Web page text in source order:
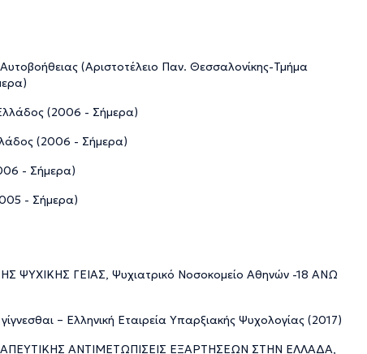
(Αριστοτέλειο Παν. Θεσσαλονίκης-Τμήμα
(2006 - Σήμερα)
(2006 - Σήμερα)
- Σήμερα)
- Σήμερα)
ΨΥΧΙΚΗΣ ΓΕΙΑΣ, Ψυχιατρικό Νοσοκομείο Αθηνών -18 ΑΝΩ
– Ελληνική Εταιρεία Υπαρξιακής Ψυχολογίας (2017)
ΑΝΤΙΜΕΤΩΠΙΣΕΙΣ ΕΞΑΡΤΗΣΕΩΝ ΣΤΗΝ ΕΛΛΑΔΑ,